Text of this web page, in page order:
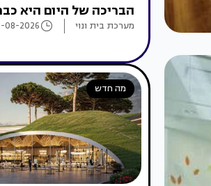
הבריכה של היום היא
מערכת בית ונוי 08-2026
מה חדש